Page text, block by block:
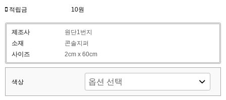
적립금 10원
제조사
원단1번지
소재
콘솔지퍼
사이즈
2cm x 60cm
색상